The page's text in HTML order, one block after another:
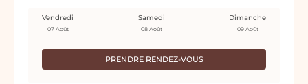
PRENDRE RENDEZ-VOUS
Vendredi
07 Août
Samedi
08 Août
Dimanche
09 Août